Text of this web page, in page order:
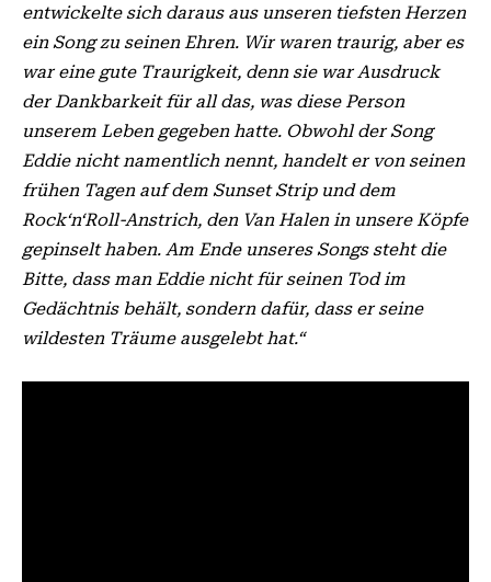
entwickelte sich daraus aus unseren tiefsten Herzen
ein Song zu seinen Ehren. Wir waren traurig, aber es
war eine gute Traurigkeit, denn sie war Ausdruck
der Dankbarkeit für all das, was diese Person
unserem Leben gegeben hatte. Obwohl der Song
Eddie nicht namentlich nennt, handelt er von seinen
frühen Tagen auf dem Sunset Strip und dem
Rock‘n‘Roll-Anstrich, den Van Halen in unsere Köpfe
gepinselt haben. Am Ende unseres Songs steht die
Bitte, dass man Eddie nicht für seinen Tod im
Gedächtnis behält, sondern dafür, dass er seine
wildesten Träume ausgelebt hat.“